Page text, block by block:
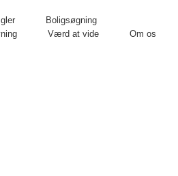
Boligsøgning
Værd at vide Om os